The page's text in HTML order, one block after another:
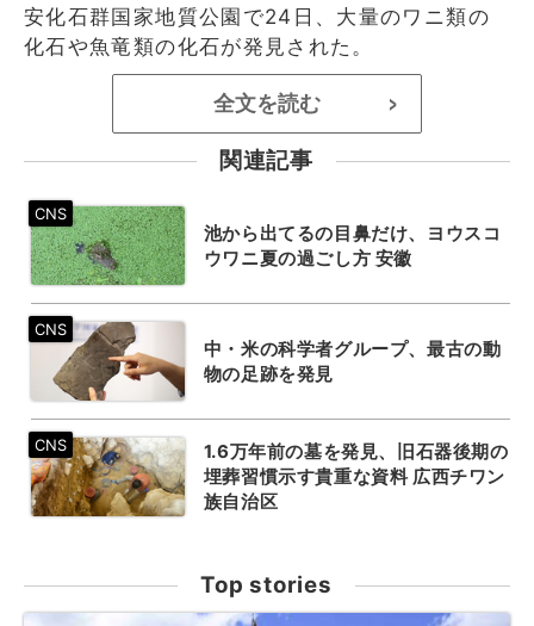
安化石群国家地質公園で24日、大量のワニ類の
化石や魚竜類の化石が発見された。
全文を読む >
関連記事
池から出てるの目鼻だけ、ヨウスコ
ウワニ夏の過ごし方 安徽
中・米の科学者グループ、最古の動
物の足跡を発見
1.6万年前の墓を発見、旧石器後期の
埋葬習慣示す貴重な資料 広西チワン
族自治区
Top stories